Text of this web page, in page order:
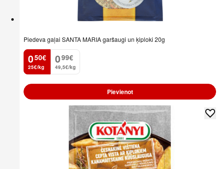
Piedeva gaļai SANTA MARIA garšaugi un ķiploki 20g
0
. 50€
25€/kg
0
. 99€
49,5€/kg
Pievienot